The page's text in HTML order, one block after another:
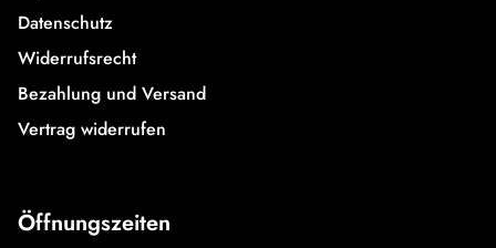
Datenschutz
Widerrufsrecht
Bezahlung und Versand
Vertrag widerrufen
Öffnungszeiten